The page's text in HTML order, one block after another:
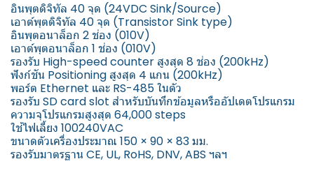
อินพุตดิจิทัล 40 จุด (24VDC Sink/Source)
เอาต์พุตดิจิทัล 40 จุด (Transistor Sink type)
อินพุตอนาล็อก 2 ช่อง (010V)
เอาต์พุตอนาล็อก 1 ช่อง (010V)
รองรับ High-speed counter สูงสุด 8 ช่อง (200kHz)
ฟังก์ชัน Positioning สูงสุด 4 แกน (200kHz)
พอร์ต Ethernet และ RS-485 ในตัว
รองรับ SD card slot สำหรับบันทึกข้อมูลหรืออัปเดตโปรแกรม
ความจุโปรแกรมสูงสุด 64,000 steps
ใช้ไฟเลี้ยง 100240VAC
ขนาดตัวเครื่องประมาณ 150 × 90 × 83 มม.
รองรับมาตรฐาน CE, UL, RoHS, DNV, ABS ฯลฯ